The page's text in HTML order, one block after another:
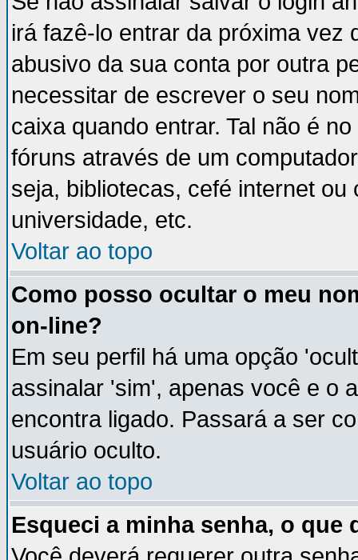
irá fazê-lo entrar da próxima vez
abusivo da sua conta por outra
necessitar de escrever o seu
caixa quando entrar. Tal não é
fóruns através de um
seja, bibliotecas, cefé internet
universidade, etc.
Voltar ao topo
Como posso ocultar o meu
on-line?
Em seu perfil há uma opção
assinalar 'sim', apenas você e o
encontra ligado. Passará a ser
usuário oculto.
Voltar ao topo
Esqueci a minha senha, o que